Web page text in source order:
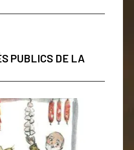
PUBLICS DE LA